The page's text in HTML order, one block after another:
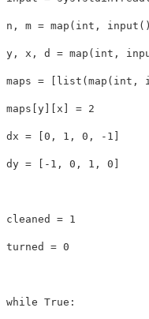
n , m = map ( int , input ( )
y , x , d = map ( int ,
maps = list ( map ( int ,
maps y x = 2
dx = 0 , 1 , 0 , - 1
dy = - 1 , 0 , 1 , 0
cleaned = 1
turned = 0
while True :